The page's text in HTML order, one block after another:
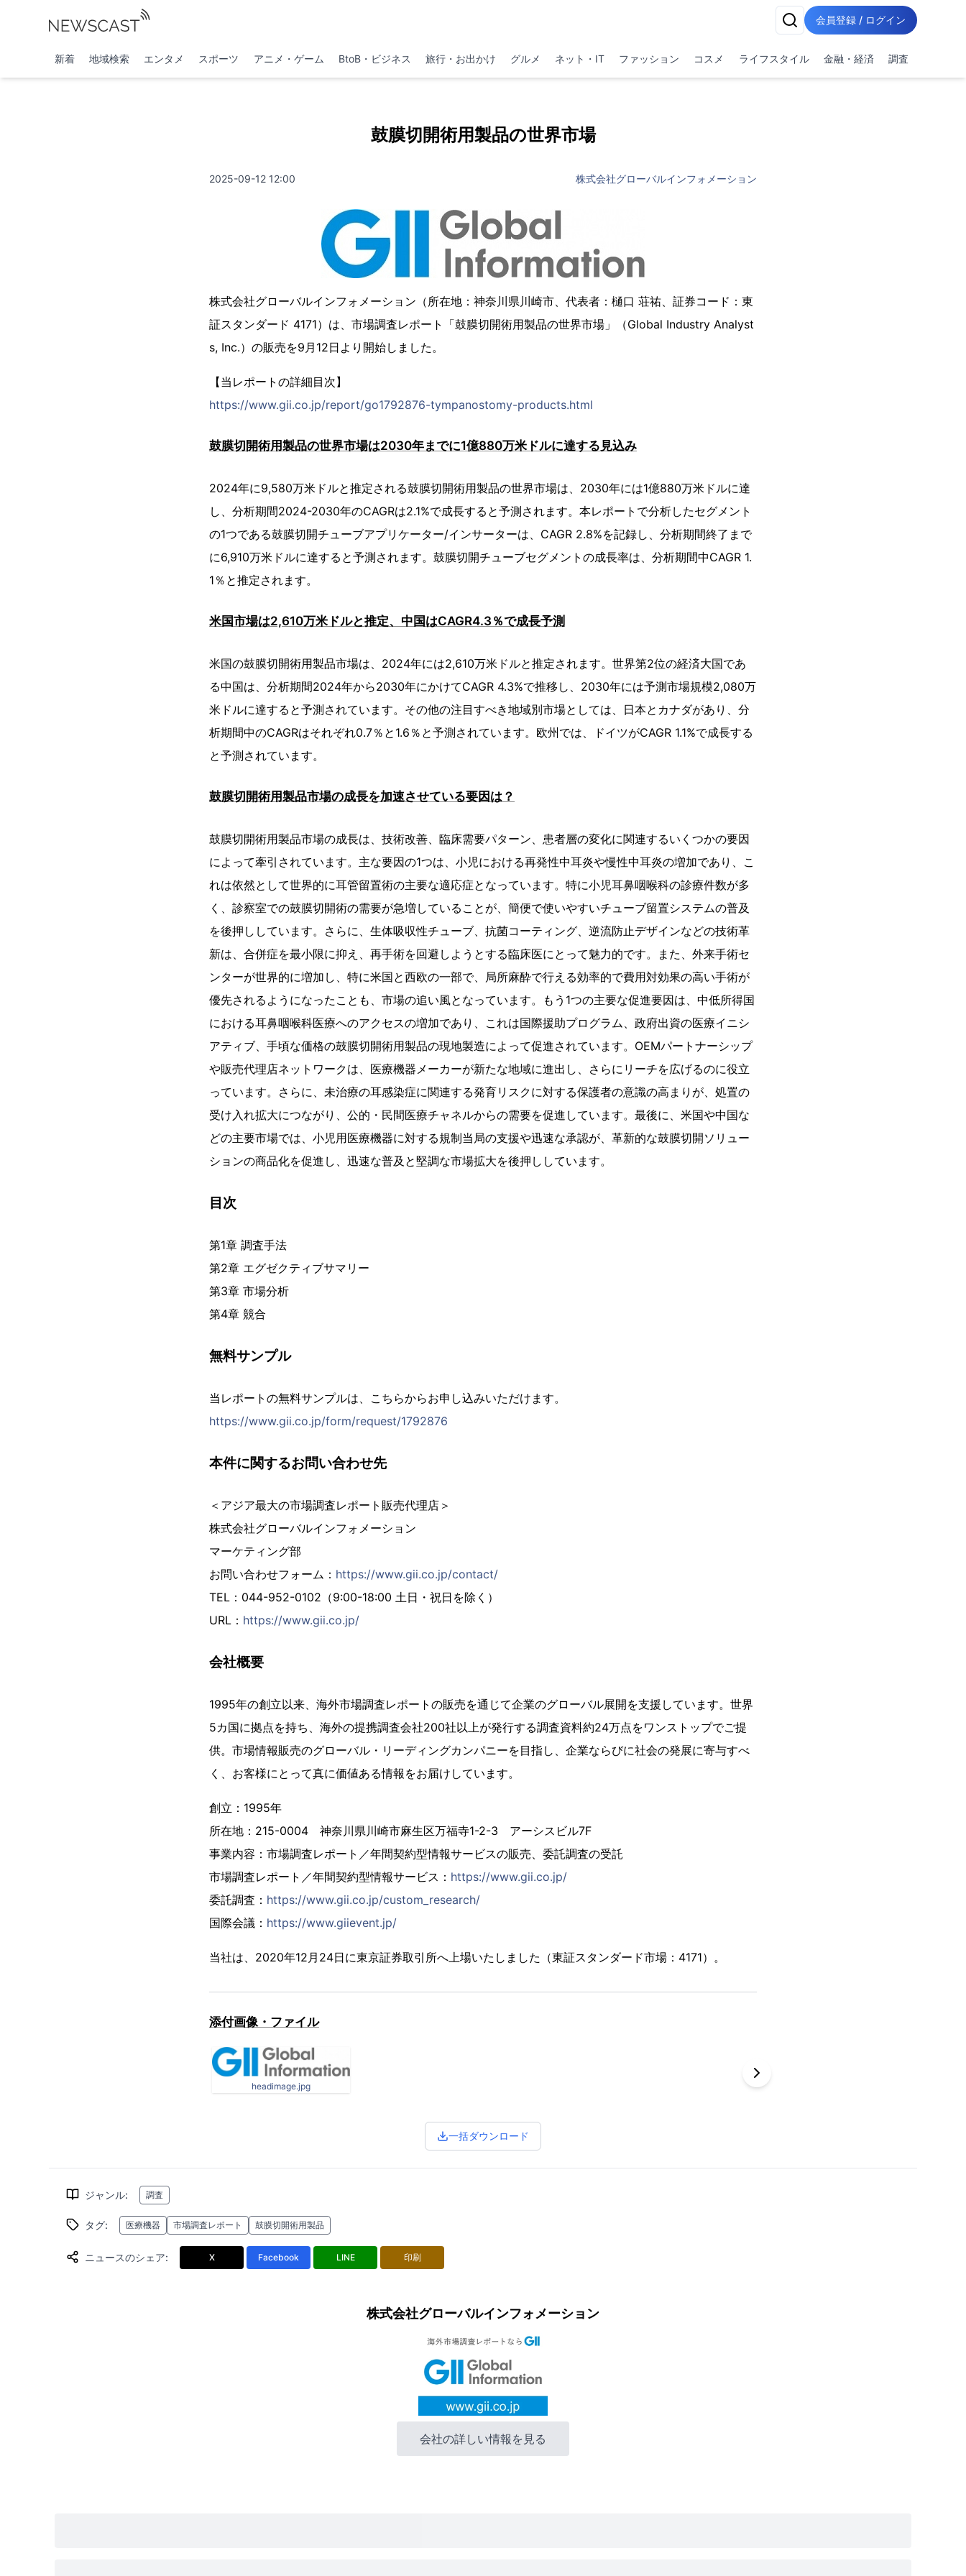
会員登録 / ログイン
新着 地域検索 エンタメ スポーツ アニメ・ゲーム BtoB・ビジネス 旅行・お出かけ グルメ ネット・IT ファッション コスメ ライフスタイル 金融・経済 調査
鼓膜切開術用製品の世界市場
2025-09-12 12:00 株式会社グローバルインフォメーション
株式会社グローバルインフォメーション（所在地：神奈川県川崎市、代表者：樋口 荘祐、証券コード：東
証スタンダード 4171）は、市場調査レポート「鼓膜切開術用製品の世界市場」（Global Industry Analyst
s, Inc.）の販売を9月12日より開始しました。
【当レポートの詳細目次】
https://www.gii.co.jp/report/go1792876-tympanostomy-products.html
鼓膜切開術用製品の世界市場は2030年までに1億880万米ドルに達する見込み
2024年に9,580万米ドルと推定される鼓膜切開術用製品の世界市場は、2030年には1億880万米ドルに達
し、分析期間2024-2030年のCAGRは2.1%で成長すると予測されます。本レポートで分析したセグメント
の1つである鼓膜切開チューブアプリケーター/インサーターは、CAGR 2.8%を記録し、分析期間終了まで
に6,910万米ドルに達すると予測されます。鼓膜切開チューブセグメントの成長率は、分析期間中CAGR 1.
1％と推定されます。
米国市場は2,610万米ドルと推定、中国はCAGR4.3％で成長予測
米国の鼓膜切開術用製品市場は、2024年には2,610万米ドルと推定されます。世界第2位の経済大国であ
る中国は、分析期間2024年から2030年にかけてCAGR 4.3%で推移し、2030年には予測市場規模2,080万
米ドルに達すると予測されています。その他の注目すべき地域別市場としては、日本とカナダがあり、分
析期間中のCAGRはそれぞれ0.7％と1.6％と予測されています。欧州では、ドイツがCAGR 1.1%で成長する
と予測されています。
鼓膜切開術用製品市場の成長を加速させている要因は？
鼓膜切開術用製品市場の成長は、技術改善、臨床需要パターン、患者層の変化に関連するいくつかの要因
によって牽引されています。主な要因の1つは、小児における再発性中耳炎や慢性中耳炎の増加であり、こ
れは依然として世界的に耳管留置術の主要な適応症となっています。特に小児耳鼻咽喉科の診療件数が多
く、診察室での鼓膜切開術の需要が急増していることが、簡便で使いやすいチューブ留置システムの普及
を後押ししています。さらに、生体吸収性チューブ、抗菌コーティング、逆流防止デザインなどの技術革
新は、合併症を最小限に抑え、再手術を回避しようとする臨床医にとって魅力的です。また、外来手術セ
ンターが世界的に増加し、特に米国と西欧の一部で、局所麻酔で行える効率的で費用対効果の高い手術が
優先されるようになったことも、市場の追い風となっています。もう1つの主要な促進要因は、中低所得国
における耳鼻咽喉科医療へのアクセスの増加であり、これは国際援助プログラム、政府出資の医療イニシ
アティブ、手頃な価格の鼓膜切開術用製品の現地製造によって促進されています。OEMパートナーシップ
や販売代理店ネットワークは、医療機器メーカーが新たな地域に進出し、さらにリーチを広げるのに役立
っています。さらに、未治療の耳感染症に関連する発育リスクに対する保護者の意識の高まりが、処置の
受け入れ拡大につながり、公的・民間医療チャネルからの需要を促進しています。最後に、米国や中国な
どの主要市場では、小児用医療機器に対する規制当局の支援や迅速な承認が、革新的な鼓膜切開ソリュー
ションの商品化を促進し、迅速な普及と堅調な市場拡大を後押ししています。
目次
第1章 調査手法
第2章 エグゼクティブサマリー
第3章 市場分析
第4章 競合
無料サンプル
当レポートの無料サンプルは、こちらからお申し込みいただけます。
https://www.gii.co.jp/form/request/1792876
本件に関するお問い合わせ先
＜アジア最大の市場調査レポート販売代理店＞
株式会社グローバルインフォメーション
マーケティング部
お問い合わせフォーム： https://www.gii.co.jp/contact/
TEL：044-952-0102（9:00-18:00 土日・祝日を除く）
URL： https://www.gii.co.jp/
会社概要
1995年の創立以来、海外市場調査レポートの販売を通じて企業のグローバル展開を支援しています。世界
5カ国に拠点を持ち、海外の提携調査会社200社以上が発行する調査資料約24万点をワンストップでご提
供。市場情報販売のグローバル・リーディングカンパニーを目指し、企業ならびに社会の発展に寄与すべ
く、お客様にとって真に価値ある情報をお届けしています。
創立：1995年
所在地：215-0004 神奈川県川崎市麻生区万福寺1-2-3 アーシスビル7F
事業内容：市場調査レポート／年間契約型情報サービスの販売、委託調査の受託
市場調査レポート／年間契約型情報サービス： https://www.gii.co.jp/
委託調査： https://www.gii.co.jp/custom_research/
国際会議： https://www.giievent.jp/
当社は、2020年12月24日に東京証券取引所へ上場いたしました（東証スタンダード市場：4171）。
添付画像・ファイル
headimage.jpg
一括ダウンロード
ジャンル: 調査
タグ: 医療機器 市場調査レポート 鼓膜切開術用製品
ニュースのシェア: X Facebook LINE 印刷
株式会社グローバルインフォメーション
会社の詳しい情報を見る